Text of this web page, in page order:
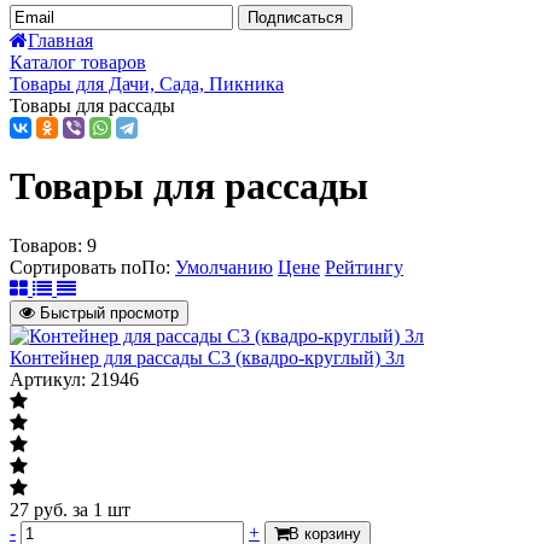
Подписаться
Главная
Каталог товаров
Товары для Дачи, Сада, Пикника
Товары для рассады
Товары для рассады
Товаров: 9
Сортировать поПо: Умолчанию Цене Рейтингу
Быстрый просмотр
Контейнер для рассады С3 (квадро-круглый) 3л
Артикул: 21946
27 руб. за 1 шт
-
+ В корзину